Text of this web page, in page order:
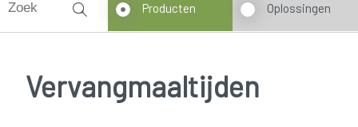
Producten Oplossingen
Vervangmaaltijden